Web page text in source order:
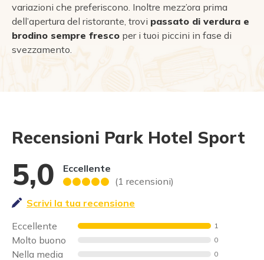
variazioni che preferiscono. Inoltre mezz’ora prima
dell’apertura del ristorante, trovi passato di verdura e
brodino sempre fresco per i tuoi piccini in fase di
svezzamento.
Recensioni Park Hotel Sport
5,0
Eccellente
(1 recensioni)
Scrivi la tua recensione
Eccellente
1
Molto buono 0
Nella media 0